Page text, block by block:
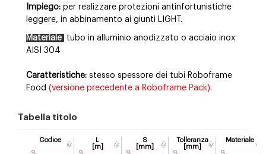
Impiego: per realizzare protezioni antinfortunistiche
leggere, in abbinamento ai giunti LIGHT.
Materiale
tubo in alluminio anodizzato o acciaio inox
AISI 304
Caratteristiche: stesso spessore dei tubi Roboframe
Food (versione precedente a Roboframe Pack).
Tabella titolo
Codice
L
[m]
S
[mm]
Tolleranza
[mm]
Materiale